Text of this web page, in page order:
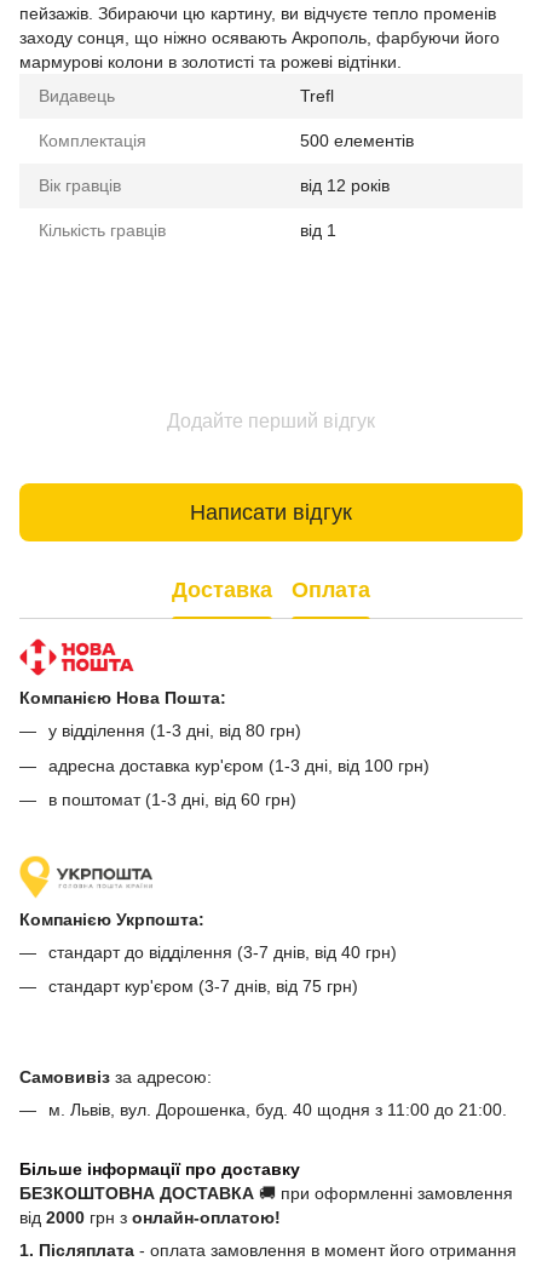
пейзажів. Збираючи цю картину, ви відчуєте тепло променів
заходу сонця, що ніжно осявають Акрополь, фарбуючи його
мармурові колони в золотисті та рожеві відтінки.
Видавець
Trefl
Комплектація 500 елементів
Вік гравців від 12 років
Кількість гравців від 1
Додайте перший відгук
Написати відгук
Доставка Оплата
Компанією Нова Пошта:
у відділення (1-3 дні, від 80 грн)
адресна доставка кур'єром (1-3 дні, від 100 грн)
в поштомат (1-3 дні, від 60 грн)
Компанією Укрпошта:
стандарт до відділення (3-7 днів, від 40 грн)
стандарт кур'єром (3-7 днів, від 75 грн)
Самовивіз за адресою:
м. Львів, вул. Дорошенка, буд. 40 щодня з 11:00 до 21:00.
Більше інформації про доставку
БЕЗКОШТОВНА ДОСТАВКА 🚚 при оформленні замовлення
від 2000 грн з онлайн-оплатою!
1. Післяплата - оплата замовлення в момент його отримання